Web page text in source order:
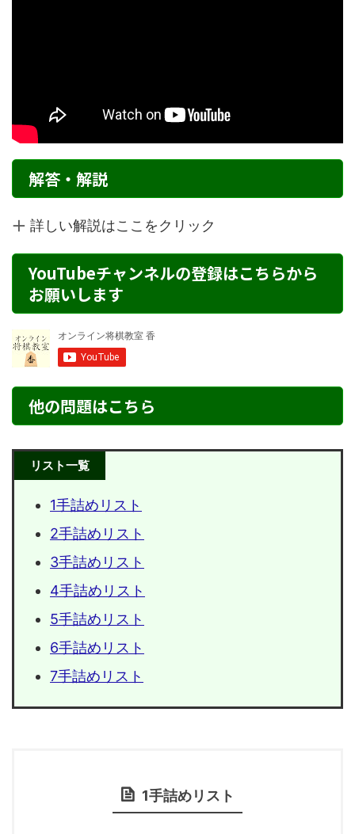
解答・解説
詳しい解説はここをクリック
YouTubeチャンネルの登録はこちらから
お願いします
他の問題はこちら
リスト一覧
1手詰めリスト
2手詰めリスト
3手詰めリスト
4手詰めリスト
5手詰めリスト
6手詰めリスト
7手詰めリスト
1手詰めリスト